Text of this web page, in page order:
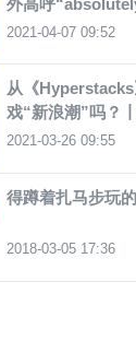
外高呼
2021-04-07 09:52
从《
戏“新浪潮”吗？
2021-03-26 09:55
得蹲着扎马步玩
2018-03-05 17:36